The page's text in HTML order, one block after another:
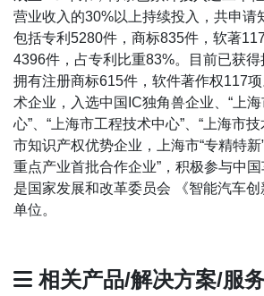
营业收入的30%以上持续投入，共申请
包括专利5280件，商标835件，软著
4396件，占专利比重83%。目前已获得
拥有注册商标615件，软件著作权117
术企业，入选中国IC独角兽企业、“上
心”、“上海市工程技术中心”、“上海市
市知识产权优势企业，上海市“专精特新
重点产业首批合作企业”，积极参与中国
是国家发展和改革委员会 《智能汽车
单位。
相关产品/解决方案/服